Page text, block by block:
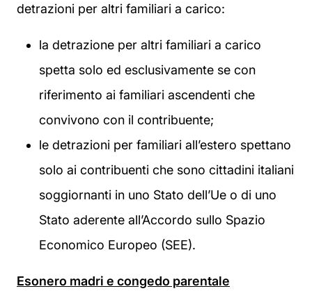
detrazioni per altri familiari a carico:
la detrazione per altri familiari a carico
spetta solo ed esclusivamente se con
riferimento ai familiari ascendenti che
convivono con il contribuente;
le detrazioni per familiari all’estero spettano
solo ai contribuenti che sono cittadini italiani
soggiornanti in uno Stato dell’Ue o di uno
Stato aderente all’Accordo sullo Spazio
Economico Europeo (SEE).
Esonero madri e congedo parentale